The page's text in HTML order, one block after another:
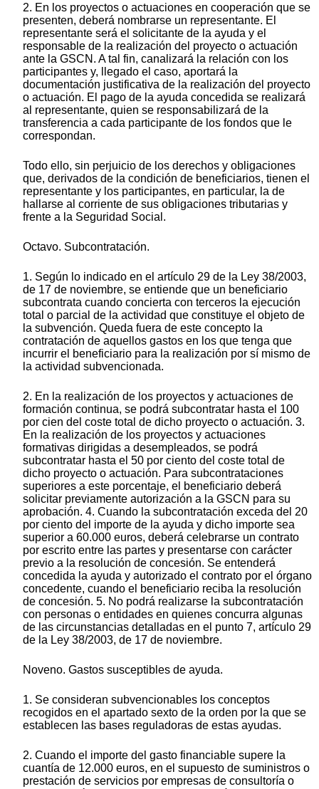
2. En los proyectos o actuaciones en cooperación que se
presenten, deberá nombrarse un representante. El
representante será el solicitante de la ayuda y el
responsable de la realización del proyecto o actuación
ante la GSCN. A tal fin, canalizará la relación con los
participantes y, llegado el caso, aportará la
documentación justificativa de la realización del proyecto
o actuación. El pago de la ayuda concedida se realizará
al representante, quien se responsabilizará de la
transferencia a cada participante de los fondos que le
correspondan.
Todo ello, sin perjuicio de los derechos y obligaciones
que, derivados de la condición de beneficiarios, tienen el
representante y los participantes, en particular, la de
hallarse al corriente de sus obligaciones tributarias y
frente a la Seguridad Social.
Octavo. Subcontratación.
1. Según lo indicado en el artículo 29 de la Ley 38/2003,
de 17 de noviembre, se entiende que un beneficiario
subcontrata cuando concierta con terceros la ejecución
total o parcial de la actividad que constituye el objeto de
la subvención. Queda fuera de este concepto la
contratación de aquellos gastos en los que tenga que
incurrir el beneficiario para la realización por sí mismo de
la actividad subvencionada.
2. En la realización de los proyectos y actuaciones de
formación continua, se podrá subcontratar hasta el 100
por cien del coste total de dicho proyecto o actuación. 3.
En la realización de los proyectos y actuaciones
formativas dirigidas a desempleados, se podrá
subcontratar hasta el 50 por ciento del coste total de
dicho proyecto o actuación. Para subcontrataciones
superiores a este porcentaje, el beneficiario deberá
solicitar previamente autorización a la GSCN para su
aprobación. 4. Cuando la subcontratación exceda del 20
por ciento del importe de la ayuda y dicho importe sea
superior a 60.000 euros, deberá celebrarse un contrato
por escrito entre las partes y presentarse con carácter
previo a la resolución de concesión. Se entenderá
concedida la ayuda y autorizado el contrato por el órgano
concedente, cuando el beneficiario reciba la resolución
de concesión. 5. No podrá realizarse la subcontratación
con personas o entidades en quienes concurra algunas
de las circunstancias detalladas en el punto 7, artículo 29
de la Ley 38/2003, de 17 de noviembre.
Noveno. Gastos susceptibles de ayuda.
1. Se consideran subvencionables los conceptos
recogidos en el apartado sexto de la orden por la que se
establecen las bases reguladoras de estas ayudas.
2. Cuando el importe del gasto financiable supere la
cuantía de 12.000 euros, en el supuesto de suministros o
prestación de servicios por empresas de consultoría o